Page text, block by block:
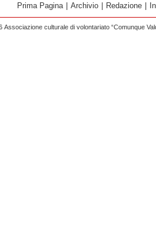
Prima Pagina | Archivio | Redazione |
Associazione culturale di volontariato “Comunque